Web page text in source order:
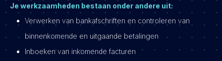
Je werkzaamheden bestaan onder andere uit:
Verwerken van bankafschriften en controleren van
binnenkomende en uitgaande betalingen
Inboeken van inkomende facturen